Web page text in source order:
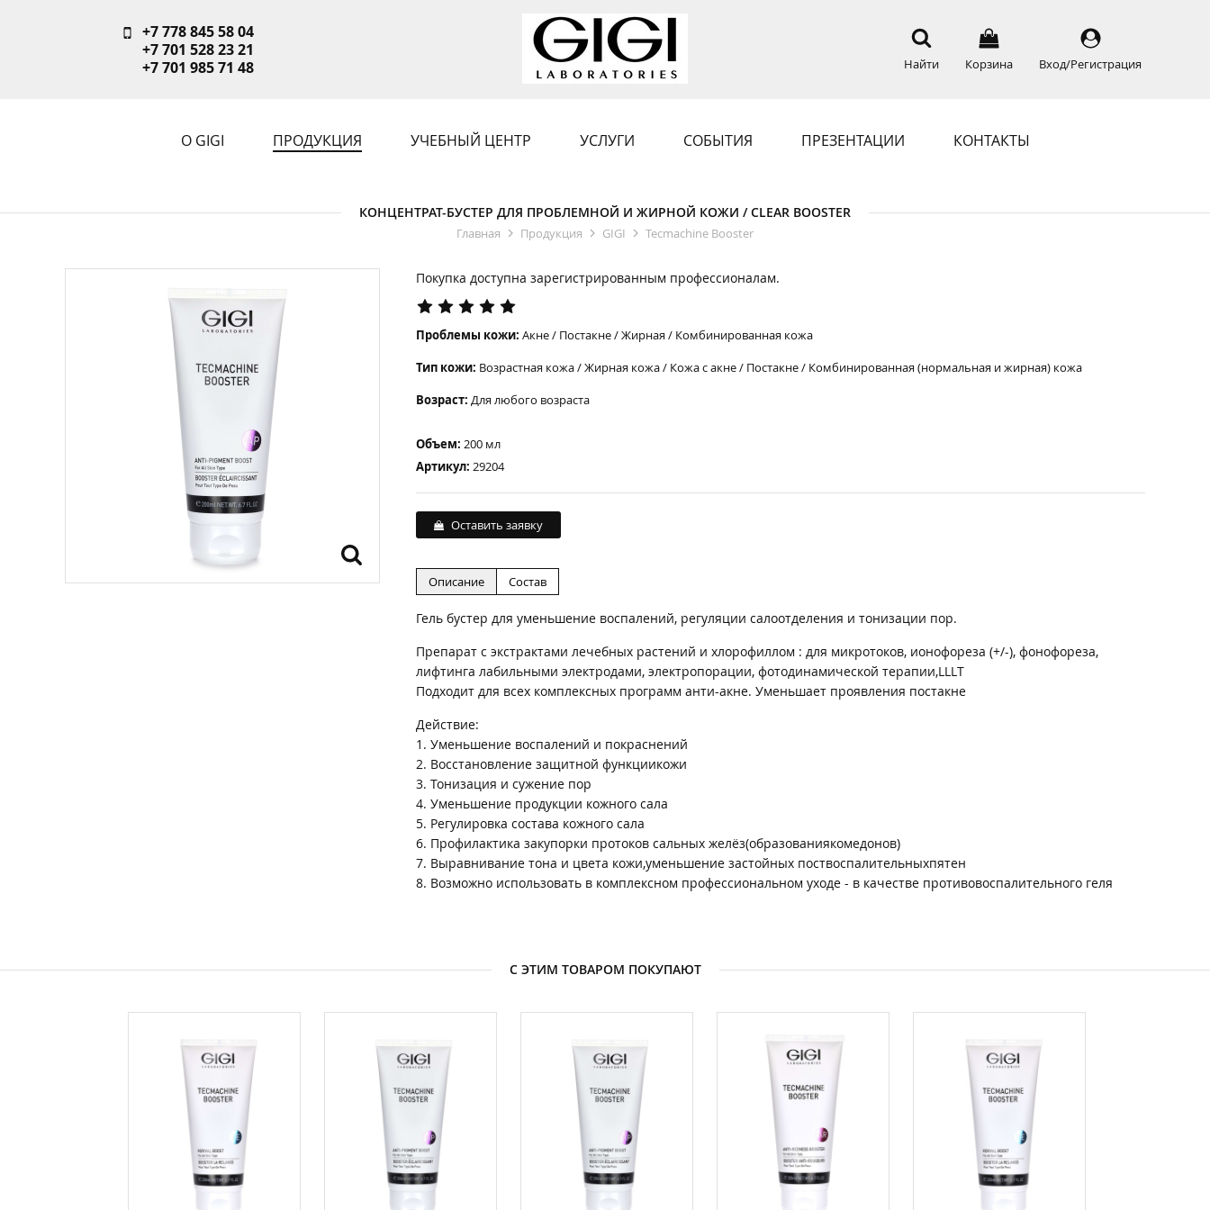
+7 778 845 58 04
+7 701 528 23 21
+7 701 985 71 48
Найти Корзина Вход/Регистрация
О GIGI ПРОДУКЦИЯ УЧЕБНЫЙ ЦЕНТР УСЛУГИ СОБЫТИЯ ПРЕЗЕНТАЦИИ КОНТАКТЫ
КОНЦЕНТРАТ-БУСТЕР ДЛЯ ПРОБЛЕМНОЙ И ЖИРНОЙ КОЖИ / CLEAR BOOSTER
Главная Продукция GIGI Tecmachine Booster
Покупка доступна зарегистрированным профессионалам.
Проблемы кожи: Акне / Постакне / Жирная / Комбинированная кожа
Тип кожи: Возрастная кожа / Жирная кожа / Кожа с акне / Постакне / Комбинированная (нормальная и жирная) кожа
Возраст: Для любого возраста
Объем: 200 мл
Артикул: 29204
Оставить заявку
Описание Состав
Гель бустер для уменьшение воспалений, регуляции салоотделения и тонизации пор.
Препарат с экстрактами лечебных растений и хлорофиллом : для микротоков, ионофореза (+/-), фонофореза,
лифтинга лабильными электродами, электропорации, фотодинамической терапии,LLLT
Подходит для всех комплексных программ анти-акне. Уменьшает проявления постакне
Действие:
1. Уменьшение воспалений и покраснений
2. Восстановление защитной функциикожи
3. Тонизация и сужение пор
4. Уменьшение продукции кожного сала
5. Регулировка состава кожного сала
6. Профилактика закупорки протоков сальных желёз(образованиякомедонов)
7. Выравнивание тона и цвета кожи,уменьшение застойных поствоспалительныхпятен
8. Возможно использовать в комплексном профессиональном уходе - в качестве противовоспалительного геля
С ЭТИМ ТОВАРОМ ПОКУПАЮТ